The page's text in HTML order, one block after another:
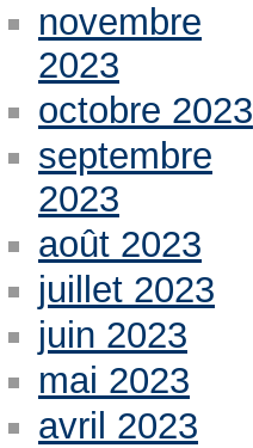
novembre
2023
octobre 2023
septembre
2023
août 2023
juillet 2023
juin 2023
mai 2023
avril 2023